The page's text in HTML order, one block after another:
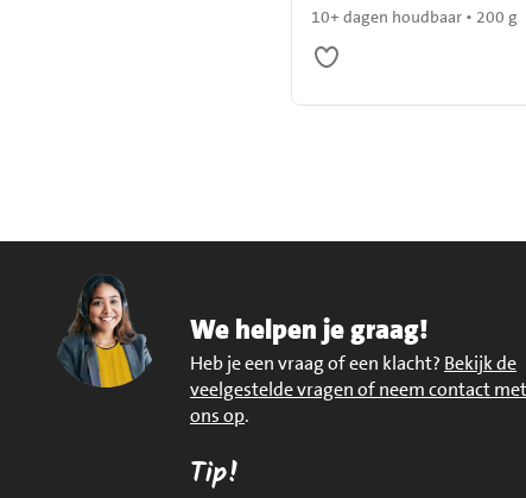
10+ dagen houdbaar • 200 g
We helpen je graag!
Heb je een vraag of een klacht? Bekijk de
veelgestelde vragen of neem contact met
ons op.
Tip!